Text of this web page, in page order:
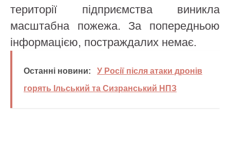
території підприємства виникла
масштабна пожежа. За попередньою
інформацією, постраждалих немає.
Останні новини:
У Росії після атаки дронів
горять Ільський та Сизранський НПЗ